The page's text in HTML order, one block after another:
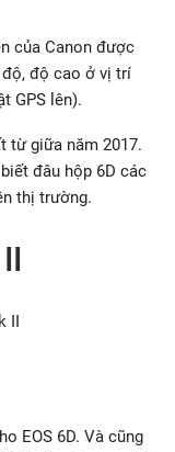
của Canon được
độ cao ở vị trí
GPS lên).
từ giữa năm 2017.
đâu hộp 6D các
thị trường.
EOS 6D. Và cũng